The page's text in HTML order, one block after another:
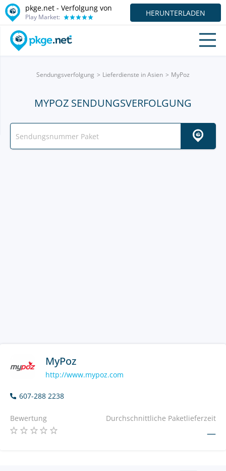
pkge.net - Verfolgung von
Play Market: HERUNTERLADEN
Sendungsverfolgung Lieferdienste in Asien MyPoz
MYPOZ SENDUNGSVERFOLGUNG
MyPoz
http://www.mypoz.com
607-288 2238
Bewertung Durchschnittliche Paketlieferzeit
—